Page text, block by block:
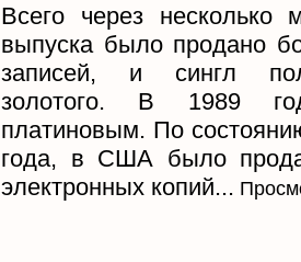
Всего через несколько
выпуска было продано
записей, и сингл
золотого. В 1989
платиновым. По
года, в США было
электронных копий...